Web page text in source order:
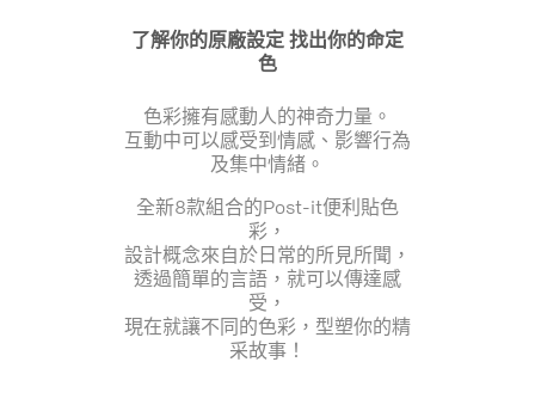
了解你的原廠設定 找出你的命定
色
色彩擁有感動人的神奇力量。
互動中可以感受到情感、影響行為
及集中情緒。
全新8款組合的Post-it便利貼色
彩，
設計概念來自於日常的所見所聞，
透過簡單的言語，就可以傳達感
受，
現在就讓不同的色彩，型塑你的精
采故事！